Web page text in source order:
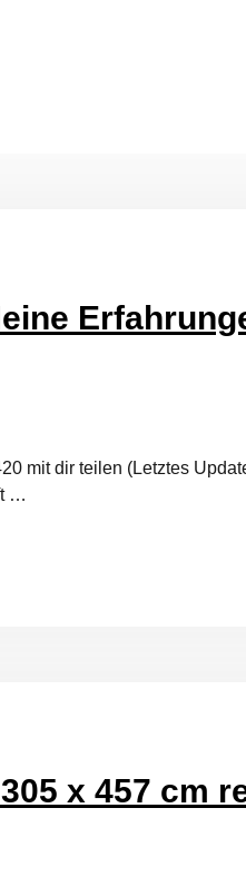
mit dir teilen (Letztes
…
x 457 cm